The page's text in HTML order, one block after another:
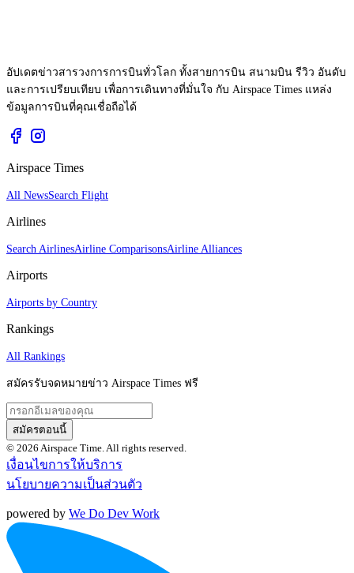
อัปเดตข่าวสารวงการการบินทั่วโลก ทั้งสายการบิน สนามบิน รีวิว อันดับ
และการเปรียบเทียบ เพื่อการเดินทางที่มั่นใจ กับ Airspace Times แหล่ง
ข้อมูลการบินที่คุณเชื่อถือได้
Airspace Times
All NewsSearch Flight
Airlines
Search AirlinesAirline ComparisonsAirline Alliances
Airports
Airports by Country
Rankings
All Rankings
สมัครรับจดหมายข่าว Airspace Times ฟรี
สมัครตอนนี้
© 2026 Airspace Time. All rights reserved.
เงื่อนไขการให้บริการ
นโยบายความเป็นส่วนตัว
powered by We Do Dev Work